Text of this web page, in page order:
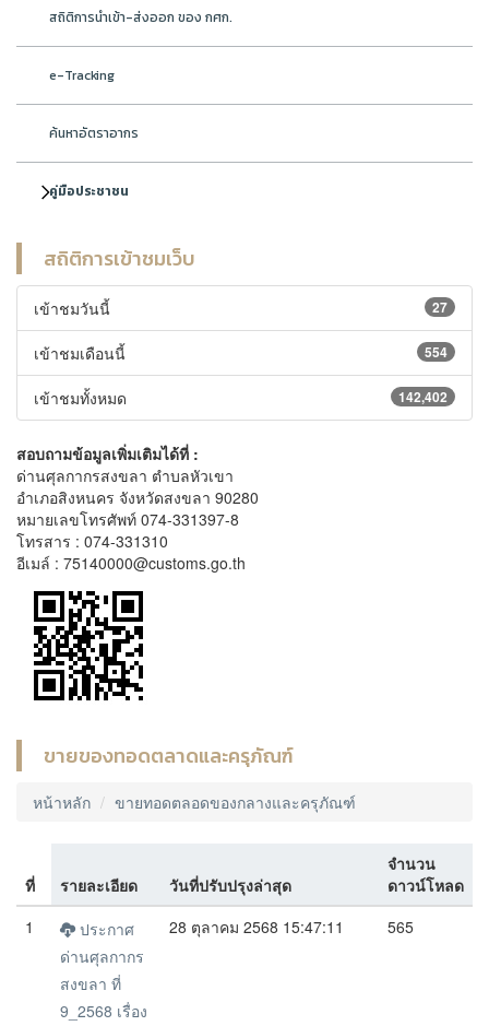
สถิติการนำเข้า-ส่งออก ของ กศก.
e-Tracking
ค้นหาอัตราอากร
คู่มือประชาชน
สถิติการเข้าชมเว็บ
27
เข้าชมวันนี้
554
เข้าชมเดือนนี้
142,402
เข้าชมทั้งหมด
สอบถามข้อมูลเพิ่มเติมได้ที่ :
ด่านศุลกากรสงขลา ตำบลหัวเขา
อำเภอสิงหนคร จังหวัดสงขลา 90280
หมายเลขโทรศัพท์ 074-331397-8
โทรสาร : 074-331310
อีเมล์ : 75140000@customs.go.th
ขายของทอดตลาดและครุภัณฑ์
หน้าหลัก ขายทอดตลอดของกลางและครุภัณฑ์
ที่ รายละเอียด วันที่ปรับปรุงล่าสุด
จำนวน
ดาวน์โหลด
1
ประกาศ
ด่านศุลกากร
สงขลา ที่
9_2568 เรื่อง
28 ตุลาคม 2568 15:47:11 565